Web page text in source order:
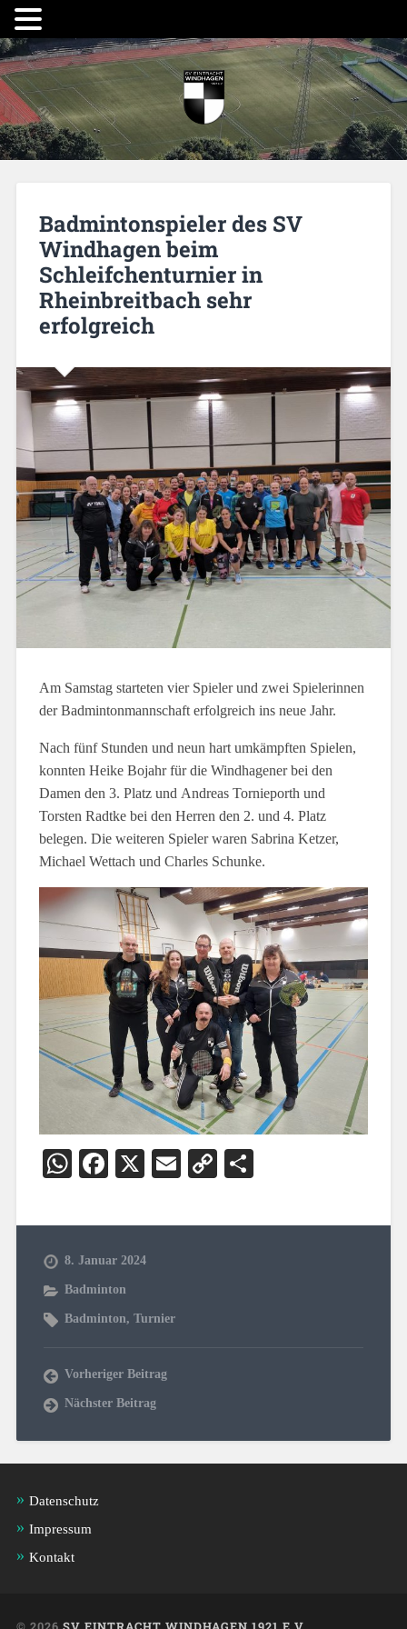
Badmintonspieler des SV
Windhagen beim
Schleifchenturnier in
Rheinbreitbach sehr
erfolgreich
Am Samstag starteten vier Spieler und zwei Spielerinnen
der Badmintonmannschaft erfolgreich ins neue Jahr.
Nach fünf Stunden und neun hart umkämpften Spielen,
konnten Heike Bojahr für die Windhagener bei den
Damen den 3. Platz und Andreas Tornieporth und
Torsten Radtke bei den Herren den 2. und 4. Platz
belegen. Die weiteren Spieler waren Sabrina Ketzer,
Michael Wettach und Charles Schunke.
WhatsApp
Facebook
X EmailCopy
8. Januar 2024
Badminton
Badminton, Turnier
Vorheriger Beitrag
Nächster Beitrag
Datenschutz
Impressum
Kontakt
© 2026 SV EINTRACHT WINDHAGEN 1921 E.V.